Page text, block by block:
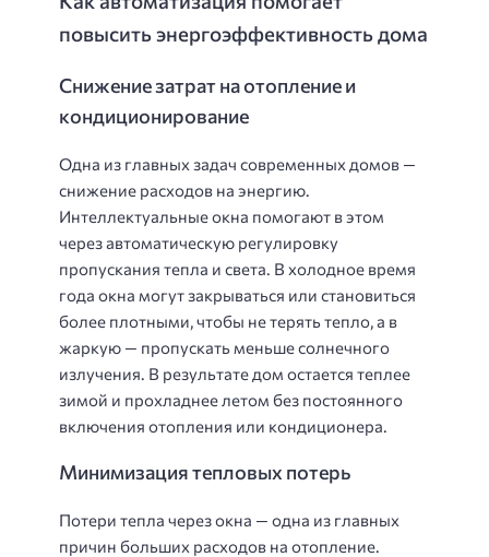
повысить энергоэффективность дома
Снижение затрат на отопление и
кондиционирование
Одна из главных задач современных домов —
снижение расходов на энергию.
Интеллектуальные окна помогают в этом
через автоматическую регулировку
пропускания тепла и света. В холодное время
года окна могут закрываться или становиться
более плотными, чтобы не терять тепло, а в
жаркую — пропускать меньше солнечного
излучения. В результате дом остается теплее
зимой и прохладнее летом без постоянного
включения отопления или кондиционера.
Минимизация тепловых потерь
Потери тепла через окна — одна из главных
причин больших расходов на отопление.